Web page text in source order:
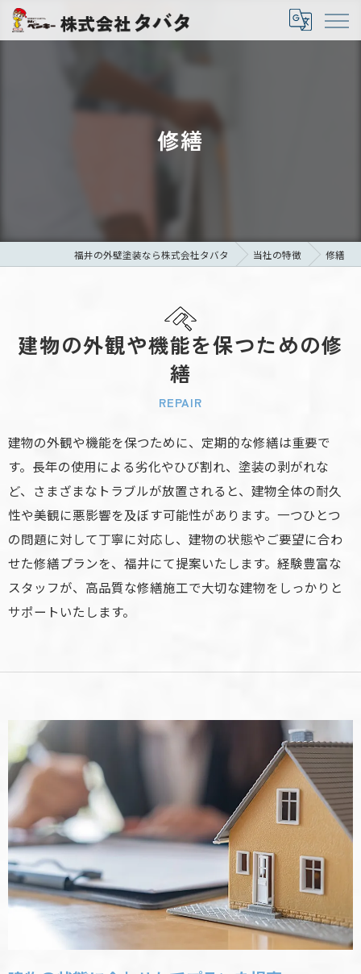
修繕
福井の外壁塗装なら株式会社タバタ 当社の特徴 修繕
建物の外観や機能を保つための修
繕
REPAIR
建物の外観や機能を保つために、定期的な修繕は重要で
す。長年の使用による劣化やひび割れ、塗装の剥がれな
ど、さまざまなトラブルが放置されると、建物全体の耐久
性や美観に悪影響を及ぼす可能性があります。一つひとつ
の問題に対して丁寧に対応し、建物の状態やご要望に合わ
せた修繕プランを、福井にて提案いたします。経験豊富な
スタッフが、高品質な修繕施工で大切な建物をしっかりと
サポートいたします。